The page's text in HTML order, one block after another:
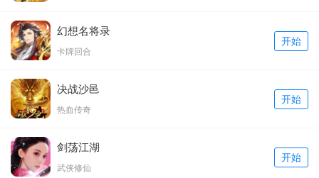
幻想名将录
卡牌回合
开始
决战沙邑
热血传奇
开始
剑荡江湖
武侠修仙
开始